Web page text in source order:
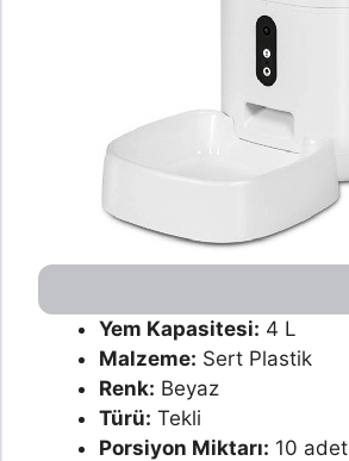
Yem Kapasitesi: 4 L
Malzeme: Sert Plastik
Renk: Beyaz
Türü: Tekli
Porsiyon Miktarı: 10 adet